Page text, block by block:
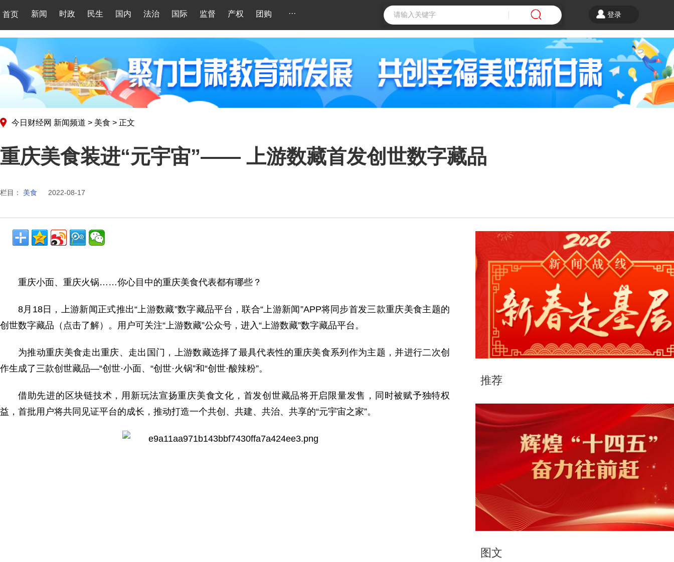
首页 新闻 时政 民生 国内 法治 国际 监督 产权 团购 ··· 登录
今日财经网 新闻频道 > 美食 > 正文
重庆美食装进“元宇宙”—— 上游数藏首发创世数字藏品
栏目： 美食 2022-08-17
重庆小面、重庆火锅……你心目中的重庆美食代表都有哪些？
8月18日，上游新闻正式推出“上游数藏”数字藏品平台，联合“上游新闻”APP将同步首发三款重庆美食主题的
创世数字藏品（点击了解）。用户可关注“上游数藏”公众号，进入“上游数藏”数字藏品平台。
为推动重庆美食走出重庆、走出国门，上游数藏选择了最具代表性的重庆美食系列作为主题，并进行二次创
作生成了三款创世藏品—“创世·小面、“创世·火锅”和“创世·酸辣粉”。
借助先进的区块链技术，用新玩法宣扬重庆美食文化，首发创世藏品将开启限量发售，同时被赋予独特权
益，首批用户将共同见证平台的成长，推动打造一个共创、共建、共治、共享的“元宇宙之家”。
推荐
图文